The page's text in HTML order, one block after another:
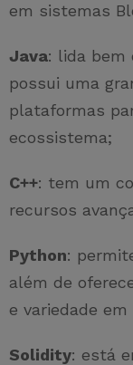
em sistemas
Java: lida bem
possui uma
plataformas
ecossistema;
C++: tem um
recursos
Python:
além de
e variedade
Solidity: está